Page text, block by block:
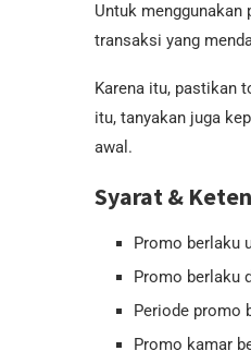
Untuk menggunakan
transaksi yang
Karena itu, pastikan
itu, tanyakan juga
awal.
Syarat &
Promo berlaku
Promo berlaku
Periode promo
Promo kamar